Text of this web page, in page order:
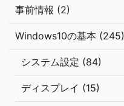
事前情報 (2)
Windows10の基本 (245)
システム設定 (84)
ディスプレイ (15)